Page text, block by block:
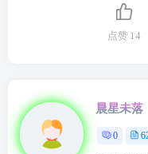
点赞 14
晨星未落
0